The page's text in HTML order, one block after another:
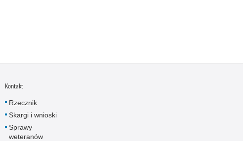
Odpowiedzialność majątkowa Policji
Ofiarni i odważni
Opinia publiczna
Oszustwa
Kontakt
Rzecznik
Skargi i wnioski
Sprawy
weteranów